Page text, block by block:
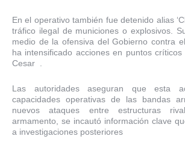
En el operativo también fue detenido alias
tráfico ilegal de municiones o explosivos.
medio de la ofensiva del Gobierno contra
ha intensificado acciones en puntos
Cesar .
Las autoridades aseguran que esta
capacidades operativas de las bandas
nuevos ataques entre estructuras
armamento, se incautó información clave
a investigaciones posteriores